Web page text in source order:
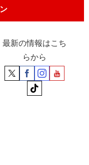
ン
最新の情報はこち
らから